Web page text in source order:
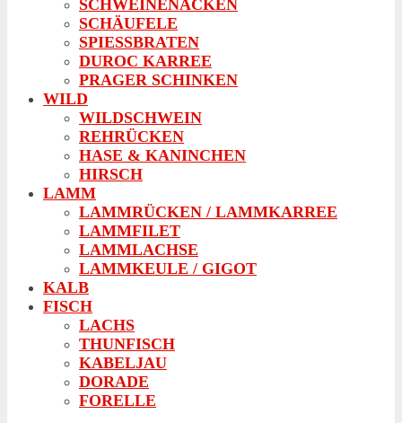
SCHWEINENACKEN
SCHÄUFELE
SPIESSBRATEN
DUROC KARREE
PRAGER SCHINKEN
WILD
WILDSCHWEIN
REHRÜCKEN
HASE & KANINCHEN
HIRSCH
LAMM
LAMMRÜCKEN / LAMMKARREE
LAMMFILET
LAMMLACHSE
LAMMKEULE / GIGOT
KALB
FISCH
LACHS
THUNFISCH
KABELJAU
DORADE
FORELLE